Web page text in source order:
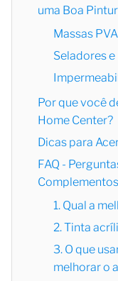
uma Boa
Massas
Seladores
Por que você
Home Center?
Dicas para
FAQ -
Complementos
1. Qual a
2. Tinta
3. O que
melhorar o